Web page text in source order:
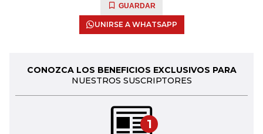
GUARDAR
UNIRSE A WHATSAPP
CONOZCA LOS BENEFICIOS EXCLUSIVOS PARA
NUESTROS SUSCRIPTORES
1